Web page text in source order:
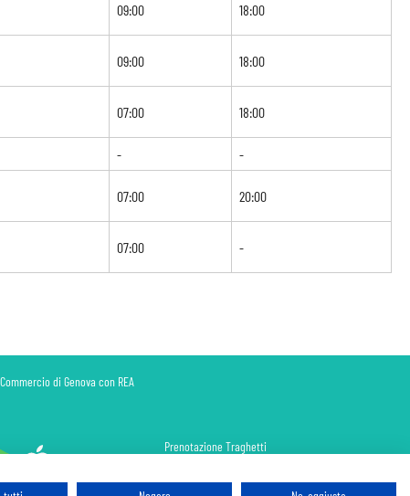
09:00 18:00
09:00 18:00
07:00 18:00
- -
07:00 20:00
07:00 -
di Genova con REA
Prenotazione Traghetti